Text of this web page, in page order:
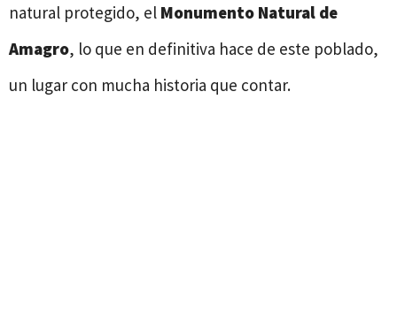
natural protegido, el Monumento Natural de
Amagro, lo que en definitiva hace de este poblado,
un lugar con mucha historia que contar.